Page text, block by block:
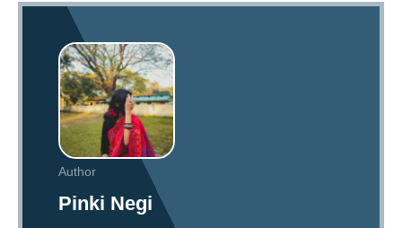
Author
Pinki Negi